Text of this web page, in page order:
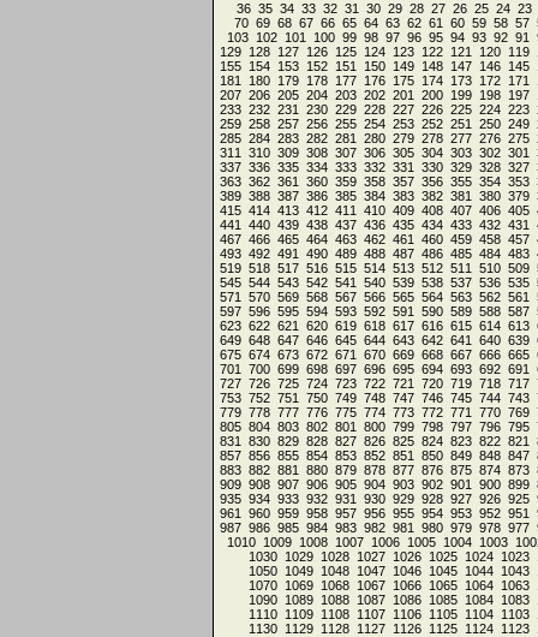
23
24
25
26
27
28
29
30
31
32
33
34
35
36
57
58
59
60
61
62
63
64
65
66
67
68
69
70
91
92
93
94
95
96
97
98
99
100
101
102
103
119
120
121
122
123
124
125
126
127
128
129
145
146
147
148
149
150
151
152
153
154
155
171
172
173
174
175
176
177
178
179
180
181
197
198
199
200
201
202
203
204
205
206
207
223
224
225
226
227
228
229
230
231
232
233
249
250
251
252
253
254
255
256
257
258
259
275
276
277
278
279
280
281
282
283
284
285
301
302
303
304
305
306
307
308
309
310
311
327
328
329
330
331
332
333
334
335
336
337
353
354
355
356
357
358
359
360
361
362
363
379
380
381
382
383
384
385
386
387
388
389
405
406
407
408
409
410
411
412
413
414
415
431
432
433
434
435
436
437
438
439
440
441
457
458
459
460
461
462
463
464
465
466
467
483
484
485
486
487
488
489
490
491
492
493
509
510
511
512
513
514
515
516
517
518
519
535
536
537
538
539
540
541
542
543
544
545
561
562
563
564
565
566
567
568
569
570
571
587
588
589
590
591
592
593
594
595
596
597
613
614
615
616
617
618
619
620
621
622
623
639
640
641
642
643
644
645
646
647
648
649
665
666
667
668
669
670
671
672
673
674
675
691
692
693
694
695
696
697
698
699
700
701
717
718
719
720
721
722
723
724
725
726
727
743
744
745
746
747
748
749
750
751
752
753
769
770
771
772
773
774
775
776
777
778
779
795
796
797
798
799
800
801
802
803
804
805
821
822
823
824
825
826
827
828
829
830
831
847
848
849
850
851
852
853
854
855
856
857
873
874
875
876
877
878
879
880
881
882
883
899
900
901
902
903
904
905
906
907
908
909
925
926
927
928
929
930
931
932
933
934
935
951
952
953
954
955
956
957
958
959
960
961
977
978
979
980
981
982
983
984
985
986
987
1003
1004
1005
1006
1007
1008
1009
1010
1023
1024
1025
1026
1027
1028
1029
1030
1043
1044
1045
1046
1047
1048
1049
1050
1063
1064
1065
1066
1067
1068
1069
1070
1083
1084
1085
1086
1087
1088
1089
1090
1103
1104
1105
1106
1107
1108
1109
1110
1123
1124
1125
1126
1127
1128
1129
1130